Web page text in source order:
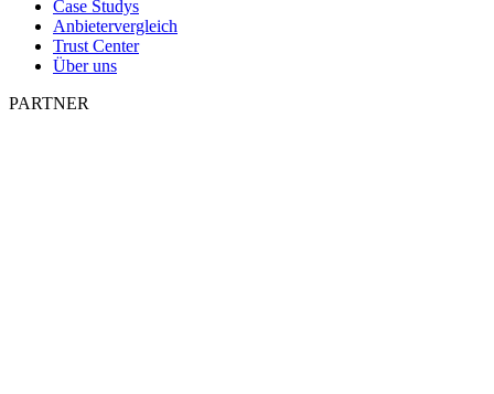
Case Studys
Anbietervergleich
Trust Center
Über uns
PARTNER